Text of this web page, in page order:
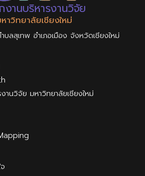
งานบริหารงานวิจัย
าวิทยาลัยเชียงใหม่
ลสุเทพ อำเภอเมือง จังหวัดเชียงใหม่
านวิจัย มหาวิทยาลัยเชียงใหม่